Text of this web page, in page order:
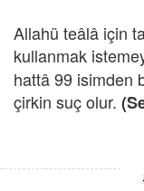
Allahü teâlâ için
kullanmak
hattâ 99 isimden
çirkin suç olur.